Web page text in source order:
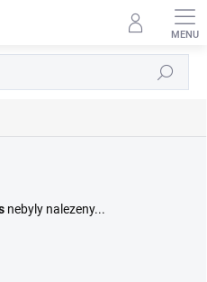
Hledat
nebyly nalezeny...